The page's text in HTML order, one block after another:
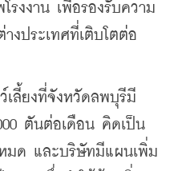
รงงาน เพื่อรองรับความ
งประเทศที่เติบโตต่อ
ลี้ยงที่จังหวัดลพบุรีมี
ตันต่อเดือน คิดเป็น
หมด และบริษัทมีแผนเพิ่ม